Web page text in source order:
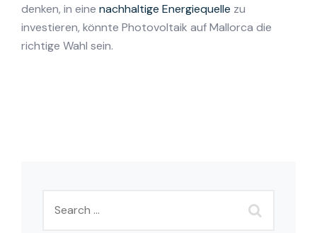
denken, in eine nachhaltige Energiequelle zu
investieren, könnte Photovoltaik auf Mallorca die
richtige Wahl sein.